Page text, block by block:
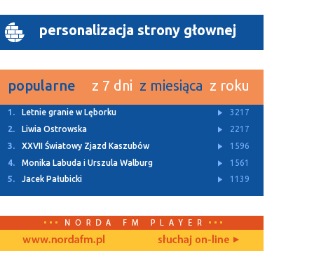
personalizacja strony głownej
popularne z 7 dni z miesiąca z roku
1. Letnie granie w Lęborku
3217
2.
Liwia Ostrowska
2217
3.
XXVII Światowy Zjazd Kaszubów
1596
4.
Monika Labuda i Urszula Walburg
1561
5.
Jacek Pałubicki 1139